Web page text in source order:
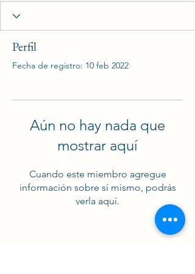
Perfil
Fecha de registro: 10 feb 2022
Aún no hay nada que
mostrar aquí
Cuando este miembro agregue
información sobre sí mismo, podrás
verla aquí.